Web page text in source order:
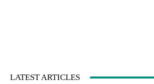
LATEST ARTICLES